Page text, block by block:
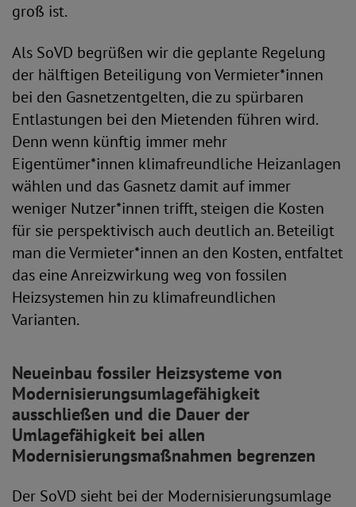
groß ist.
Als SoVD begrüßen wir die geplante Regelung
der hälftigen Beteiligung von Vermieter*innen
bei den Gasnetzentgelten, die zu spürbaren
Entlastungen bei den Mietenden führen wird.
Denn wenn künftig immer mehr
Eigentümer*innen klimafreundliche Heizanlagen
wählen und das Gasnetz damit auf immer
weniger Nutzer*innen trifft, steigen die Kosten
für sie perspektivisch auch deutlich an. Beteiligt
man die Vermieter*innen an den Kosten, entfaltet
das eine Anreizwirkung weg von fossilen
Heizsystemen hin zu klimafreundlichen
Varianten.
Neueinbau fossiler Heizsysteme von
Modernisierungsumlagefähigkeit
ausschließen und die Dauer der
Umlagefähigkeit bei allen
Modernisierungsmaßnahmen begrenzen
Der SoVD sieht bei der Modernisierungsumlage